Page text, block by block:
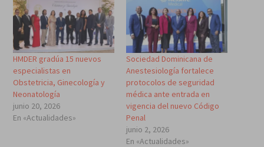
HMDER gradúa 15 nuevos
especialistas en
Obstetricia, Ginecología y
Neonatología
junio 20, 2026
En «Actualidades»
Sociedad Dominicana de
Anestesiología fortalece
protocolos de seguridad
médica ante entrada en
vigencia del nuevo Código
Penal
junio 2, 2026
En «Actualidades»